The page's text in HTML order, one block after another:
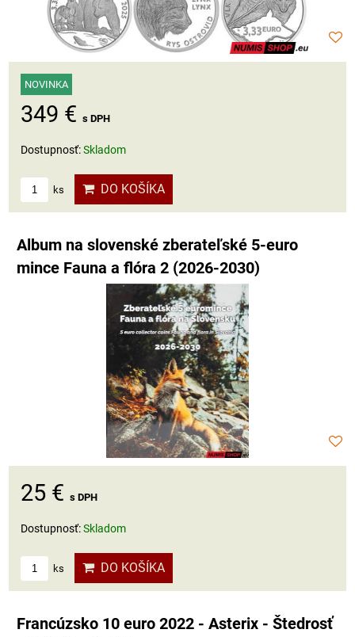
NOVINKA
349 € s DPH
Dostupnosť:Skladom
ks DO KOŠÍKA
Album na slovenské zberateľské 5-euro
mince Fauna a flóra 2 (2026-2030)
25 € s DPH
Dostupnosť:Skladom
ks DO KOŠÍKA
Francúzsko 10 euro 2022 - Asterix - Štedrosť